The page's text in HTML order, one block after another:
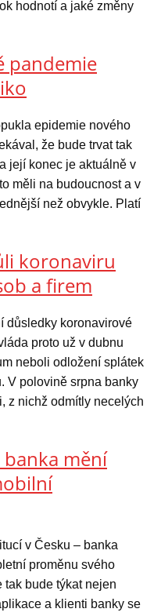
hodnotí a jaké změny
pandemie
epidemie nového
že bude trvat tak
její konec je aktuálně v
měli na budoucnost a v
než obvykle. Platí
koronaviru
a firem
důsledky koronavirové
proto už v dubnu
neboli odložení splátek
V polovině srpna banky
z nichž odmítly necelých
banka mění
v Česku – banka
proměnu svého
tak bude týkat nejen
a klienti banky se